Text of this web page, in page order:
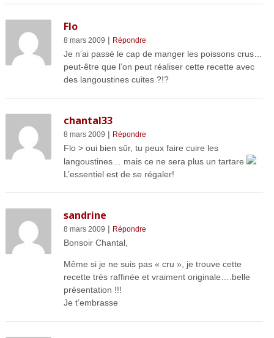
Flo
8 mars 2009 | Répondre
Je n’ai passé le cap de manger les poissons crus…
peut-être que l’on peut réaliser cette recette avec
des langoustines cuites ?!?
chantal33
8 mars 2009 | Répondre
Flo > oui bien sûr, tu peux faire cuire les
langoustines… mais ce ne sera plus un tartare
L’essentiel est de se régaler!
sandrine
8 mars 2009 | Répondre
Bonsoir Chantal,
Même si je ne suis pas « cru », je trouve cette
recette très raffinée et vraiment originale….belle
présentation !!!
Je t’embrasse